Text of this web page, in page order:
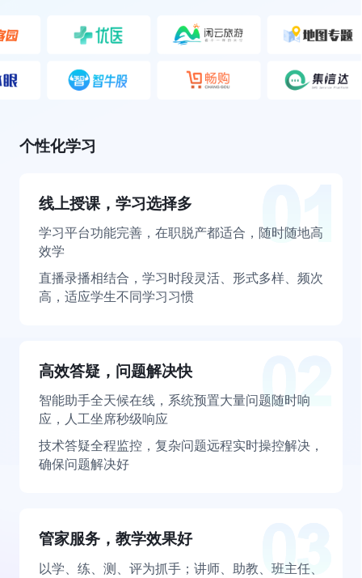
个性化学习
线上授课，学习选择多
学习平台功能完善，在职脱产都适合，随时随地高
效学
直播录播相结合，学习时段灵活、形式多样、频次
高，适应学生不同学习习惯
高效答疑，问题解决快
智能助手全天候在线，系统预置大量问题随时响
应，人工坐席秒级响应
技术答疑全程监控，复杂问题远程实时操控解决，
确保问题解决好
管家服务，教学效果好
以学、练、测、评为抓手；讲师、助教、班主任、